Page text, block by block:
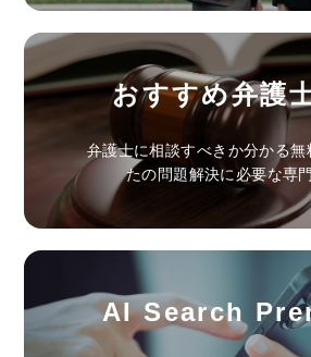
おすすめ弁護
弁護士に相談すべきか分かる無
たの問題解決に必要な専
AI Search